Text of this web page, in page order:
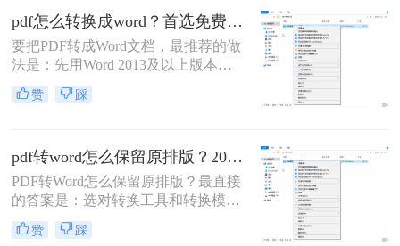
pdf怎么转换成word？首选免费工具，复杂文件再上专业软件！
要把PDF转成Word文档，最推荐的做
法是：先用Word 2013及以上版本直
接打开PDF（免费、无损）、再用
Google Drive在线转换（免费、云
底。
赞 踩
pdf转word怎么保留原排版？2026最新实测，这5种方法从免费到专业全搞定！
PDF转Word怎么保留原排版？最直接
的答案是：选对转换工具和转换模式
——可编辑PDF优先用Word直接打开
或专业转换软件的“排版优先”模式，
赞 踩